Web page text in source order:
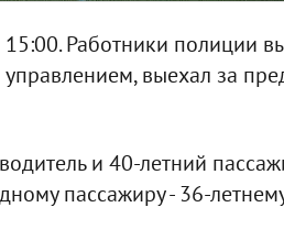
Работники полиции
выехал за
и 40-летний
пассажиру - 36-